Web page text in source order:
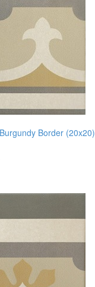
Border (20x20)